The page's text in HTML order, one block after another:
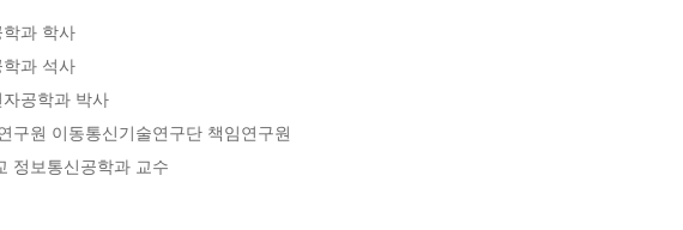
과 학사
과 석사
공학과 박사
구원 이동통신기술연구단 책임연구원
정보통신공학과 교수